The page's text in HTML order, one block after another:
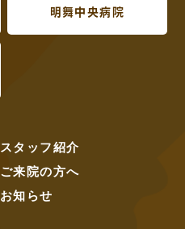
明舞中央病院
スタッフ紹介
ご来院の方へ
お知らせ